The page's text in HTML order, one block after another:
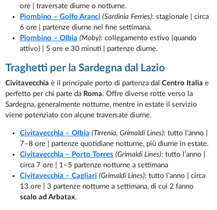
ore | traversate diurne o notturne.
Piombino – Golfo Aranci (Sardinia Ferries): stagionale | circa
6 ore | partenze diurne nel fine settimana.
Piombino – Olbia (Moby): collegamento estivo (quando
attivo) | 5 ore e 30 minuti | partenze diurne.
Traghetti per la Sardegna dal Lazio
Civitavecchia è il principale porto di partenza dalCentro Italia e
perfetto per chi parte da Roma. Offre diverse rotte verso la
Sardegna, generalmente notturne, mentre in estate il servizio
viene potenziato con alcune traversate diurne.
Civitavecchia – Olbia (Tirrenia, Grimaldi Lines): tutto l’anno |
7–8 ore | partenze quotidiane notturne, più diurne in estate.
Civitavecchia – Porto Torres (Grimaldi Lines): tutto l’anno |
circa 7 ore | 1–5 partenze notturne a settimana
Civitavecchia – Cagliari (Grimaldi Lines): tutto l’anno | circa
13 ore | 3 partenze notturne a settimana, di cui 2 fanno
scalo ad Arbatax.